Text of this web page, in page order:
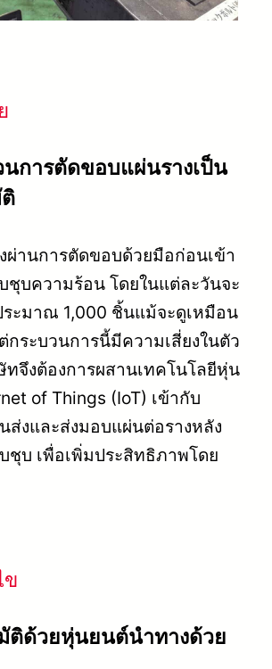
นการตัดขอบแผ่นรางเป็น
ผ่านการตัดขอบด้วยมือก่อนเข้า
ชุบความร้อน โดยในแต่ละวันจะ
ะมาณ 1,000 ชิ้นแม้จะดูเหมือน
กระบวนการนี้มีความเสี่ยงในตัว
ทจึงต้องการผสานเทคโนโลยีหุ่น
of Things (IoT) เข้ากับ
ส่งและส่งมอบแผ่นต่อรางหลัง
ชุบ เพื่อเพิ่มประสิทธิภาพโดย
ข
ติด้วยหุ่นยนต์นำทางด้วย